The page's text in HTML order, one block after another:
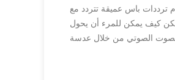
ترددات باس عميقة تتردد مع
كيف يمكن للمرء أن يحول
الصوت الصوتي من خلال عدسة